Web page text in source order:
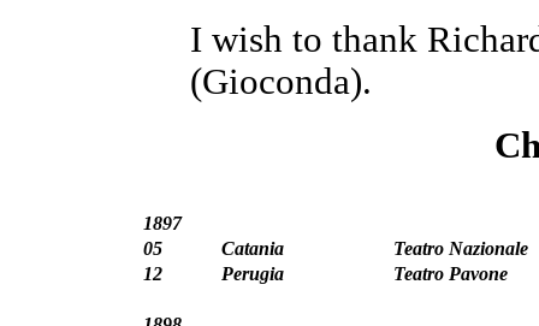
I wish to thank
(Gioconda).
1897
05
Catania
Teatro Nazionale
12
Perugia Teatro Pavone